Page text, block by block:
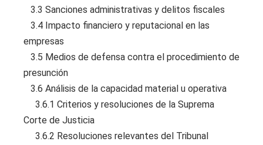
3.3 Sanciones administrativas y delitos fiscales
3.4 Impacto financiero y reputacional en las
empresas
3.5 Medios de defensa contra el procedimiento de
presunción
3.6 Análisis de la capacidad material u operativa
3.6.1 Criterios y resoluciones de la Suprema
Corte de Justicia
3.6.2 Resoluciones relevantes del Tribunal